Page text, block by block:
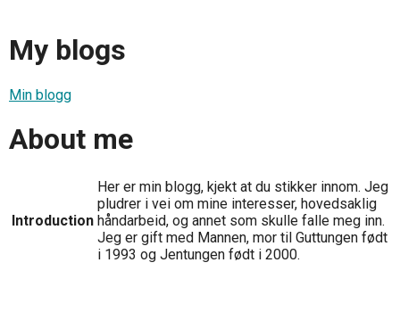
My blogs
Min blogg
About me
Introduction
Her er min blogg, kjekt at du stikker innom. Jeg
pludrer i vei om mine interesser, hovedsaklig
håndarbeid, og annet som skulle falle meg inn.
Jeg er gift med Mannen, mor til Guttungen født
i 1993 og Jentungen født i 2000.